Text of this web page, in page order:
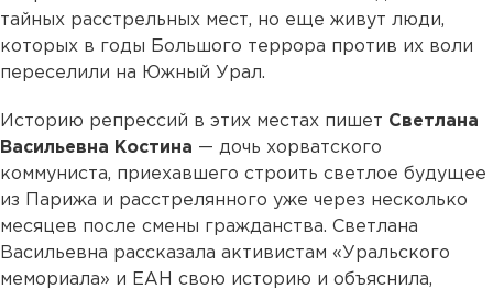
тайных расстрельных мест, но еще живут люди,
которых в годы Большого террора против их воли
переселили на Южный Урал.
Историю репрессий в этих местах пишет Светлана
Васильевна Костина — дочь хорватского
коммуниста, приехавшего строить светлое будущее
из Парижа и расстрелянного уже через несколько
месяцев после смены гражданства. Светлана
Васильевна рассказала активистам «Уральского
мемориала» и ЕАН свою историю и объяснила,